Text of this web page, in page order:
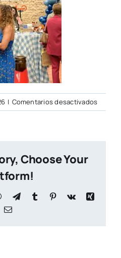
| Comentarios desactivadosen
Open
Choose Your
WhatsApp
TelegramTumblr Pinterest
Vk
Xing
Correo